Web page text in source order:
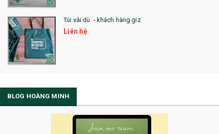
Túi vải dù - khách hàng giz
Liên hệ
BLOG HOÀNG MINH